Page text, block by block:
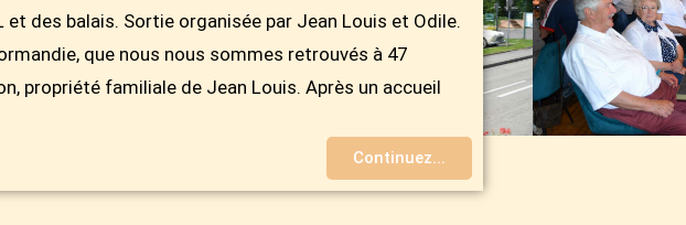
et des balais. Sortie organisée par Jean Louis et Odile.
que nous nous sommes retrouvés à 47
propriété familiale de Jean Louis. Après un accueil
Continuez...